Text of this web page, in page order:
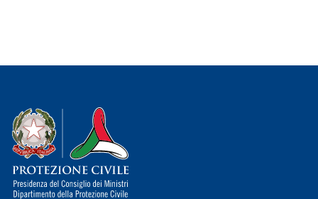
Dipartimento della Protezione Civile